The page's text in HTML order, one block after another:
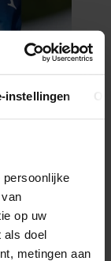
instellingen
op uw
als doel
metingen aan